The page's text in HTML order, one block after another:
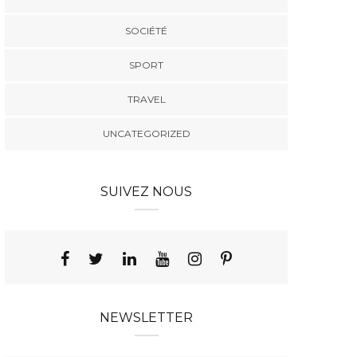
SOCIÉTÉ
SPORT
TRAVEL
UNCATEGORIZED
SUIVEZ NOUS
NEWSLETTER